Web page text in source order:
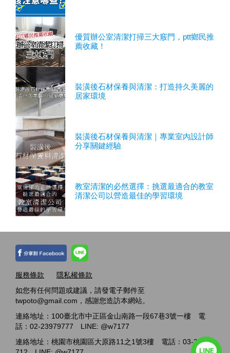
優質辦公室清潔打掃三大竅門，ptt鄉民推
薦收藏！
裝潢後石材保養與清潔：打造持久美麗的
居家環境
裝潢後石材保養與清潔｜專業室內設計師
分享關鍵經驗
教室清潔的必然選擇：挑選最適合的教室
清潔公司以營造最佳的學習環境
服務條款
隱私權條款
如您有任何問題或建議，請發電子郵件至
twpoto@gmail.com，感謝您造訪本網站。
連絡地址：100臺北市中正區金山南路一段67巷3號一樓 電
話：02-23979777 LINE: @w7177
連絡地址：桃園市桃園區大原路11之1號3樓 電話：03-2717-